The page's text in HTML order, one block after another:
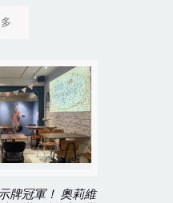
牌冠軍！ 奧莉維